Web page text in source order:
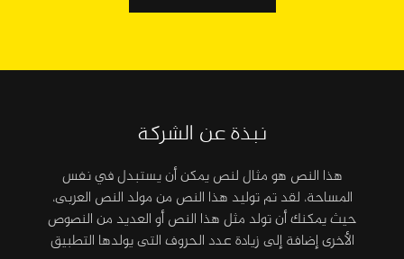
نبذة عن الشركة
هذا النص هو مثال لنص يمكن أن يستبدل في نفس
المساحة، لقد تم توليد هذا النص من مولد النص العربى،
حيث يمكنك أن تولد مثل هذا النص أو العديد من النصوص
الأخرى إضافة إلى زيادة عدد الحروف التى يولدها التطبيق